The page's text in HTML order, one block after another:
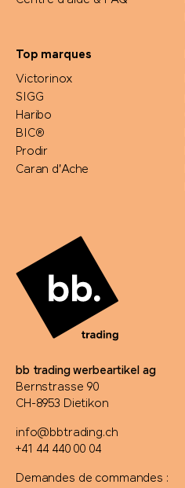
Top marques
Victorinox
SIGG
Haribo
BIC®
Prodir
Caran d'Ache
bb trading werbeartikel ag
Bernstrasse 90
CH-8953 Dietikon
info@bbtrading.ch
+41 44 440 00 04
Demandes de commandes :